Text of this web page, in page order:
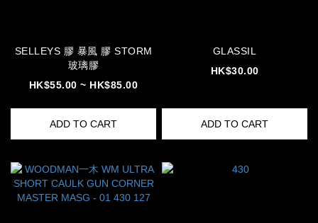
SELLEYS 膠 暴風 膠 STORM
玻璃膠
HK$55.00 ~ HK$85.00
ADD TO CART
GLASSIL
HK$30.00
ADD TO CART